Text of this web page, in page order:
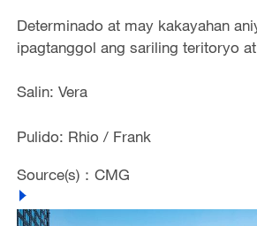
Determinado at may kakayahan
ipagtanggol ang sariling teritoryo
Salin: Vera
Pulido: Rhio / Frank
Source(s)：CMG